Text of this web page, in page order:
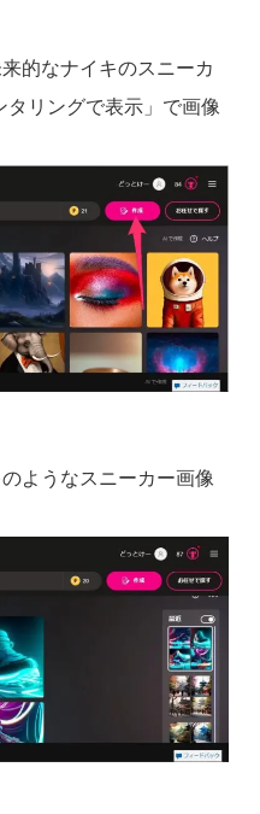
的なナイキのスニーカ
リングで表示」で画像
ようなスニーカー画像